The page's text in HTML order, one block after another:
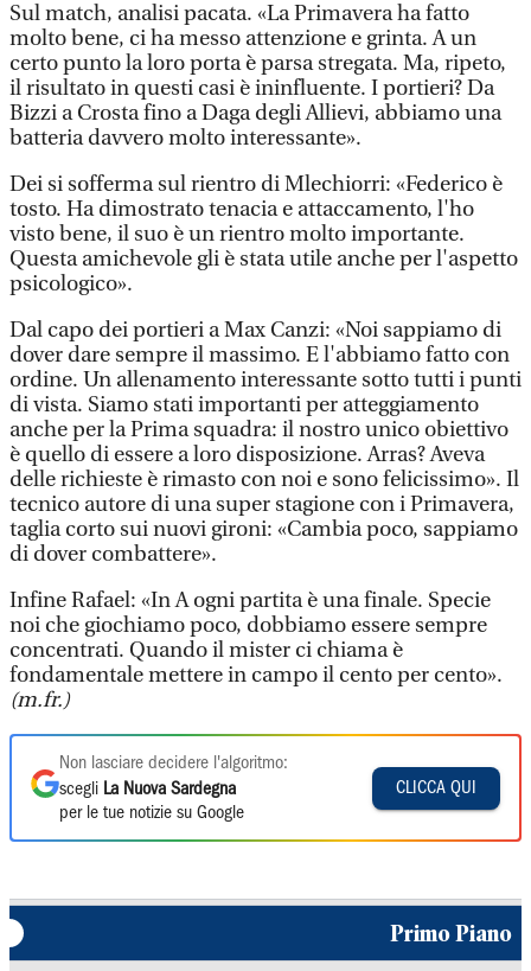
Sul match, analisi pacata. «La Primavera ha fatto
molto bene, ci ha messo attenzione e grinta. A un
certo punto la loro porta è parsa stregata. Ma, ripeto,
il risultato in questi casi è ininfluente. I portieri? Da
Bizzi a Crosta fino a Daga degli Allievi, abbiamo una
batteria davvero molto interessante».
Dei si sofferma sul rientro di Mlechiorri: «Federico è
tosto. Ha dimostrato tenacia e attaccamento, l'ho
visto bene, il suo è un rientro molto importante.
Questa amichevole gli è stata utile anche per l'aspetto
psicologico».
Dal capo dei portieri a Max Canzi: «Noi sappiamo di
dover dare sempre il massimo. E l'abbiamo fatto con
ordine. Un allenamento interessante sotto tutti i punti
di vista. Siamo stati importanti per atteggiamento
anche per la Prima squadra: il nostro unico obiettivo
è quello di essere a loro disposizione. Arras? Aveva
delle richieste è rimasto con noi e sono felicissimo». Il
tecnico autore di una super stagione con i Primavera,
taglia corto sui nuovi gironi: «Cambia poco, sappiamo
di dover combattere».
Infine Rafael: «In A ogni partita è una finale. Specie
noi che giochiamo poco, dobbiamo essere sempre
concentrati. Quando il mister ci chiama è
fondamentale mettere in campo il cento per cento».
(m.fr.)
Non lasciare decidere l'algoritmo:
scegli La Nuova Sardegna
per le tue notizie su Google
CLICCA QUI
Primo Piano